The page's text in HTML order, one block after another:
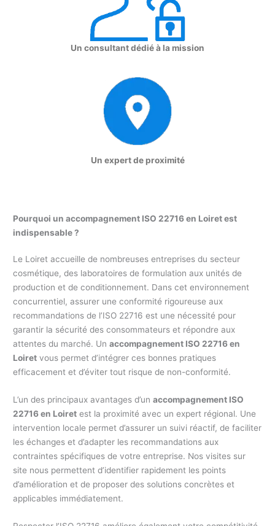
Un consultant dédié à la mission
Un expert de proximité
Pourquoi un accompagnement ISO 22716 en Loiret est
indispensable ?
Le Loiret accueille de nombreuses entreprises du secteur
cosmétique, des laboratoires de formulation aux unités de
production et de conditionnement. Dans cet environnement
concurrentiel, assurer une conformité rigoureuse aux
recommandations de l’ISO 22716 est une nécessité pour
garantir la sécurité des consommateurs et répondre aux
attentes du marché. Unaccompagnement ISO 22716 en
Loiret vous permet d’intégrer ces bonnes pratiques
efficacement et d’éviter tout risque de non-conformité.
L’un des principaux avantages d’unaccompagnement ISO
22716 en Loiret est la proximité avec un expert régional. Une
intervention locale permet d’assurer un suivi réactif, de faciliter
les échanges et d’adapter les recommandations aux
contraintes spécifiques de votre entreprise. Nos visites sur
site nous permettent d’identifier rapidement les points
d’amélioration et de proposer des solutions concrètes et
applicables immédiatement.